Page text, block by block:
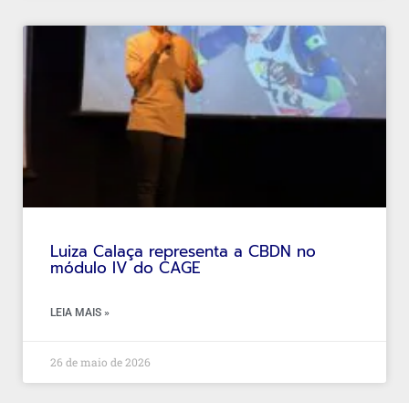
Luiza Calaça representa a CBDN no
módulo IV do CAGE
LEIA MAIS »
26 de maio de 2026